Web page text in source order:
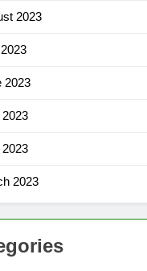
2023
2023
2023